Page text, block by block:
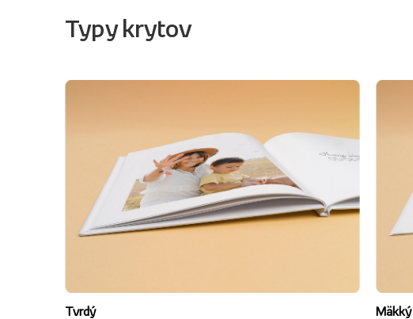
Typy krytov
Tvrdý
Mäkký